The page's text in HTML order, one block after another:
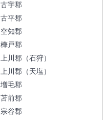
古宇郡
古平郡
空知郡
樺戸郡
上川郡（石狩）
上川郡（天塩）
増毛郡
苫前郡
宗谷郡